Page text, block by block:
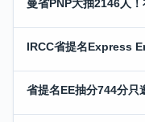
曼省PNP大抽2146人
IRCC省提名Express
省提名EE抽分744分只